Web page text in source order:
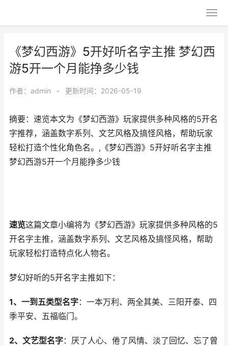
《梦幻西游》5开好听名字主推 梦幻西
游5开一个月能挣多少钱
作者： admin • 更新时间：2026-05-19
摘要：速览本文为《梦幻西游》玩家提供多种风格的5开名
字推荐，涵盖数字系列、文艺风格及搞怪风格，帮助玩家
轻松打造个性化角色名。,《梦幻西游》5开好听名字主推
梦幻西游5开一个月能挣多少钱
速览这篇文章小编将为《梦幻西游》玩家提供多种风格的5
开名字主推，涵盖数字系列、文艺风格及搞怪风格，帮助
玩家轻松打造特点化人物名。
梦幻好听的5开名字主推如下：
1、一到五类型名字：一本万利、两全其美、三阳开泰、四
季平安、五福临门。
2、文艺型名字：厌了人心、倦了风情、淡了回忆、忘了曾